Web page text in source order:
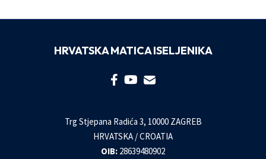
HRVATSKA MATICA ISELJENIKA
Trg Stjepana Radića 3, 10000 ZAGREB
HRVATSKA / CROATIA
OIB: 28639480902